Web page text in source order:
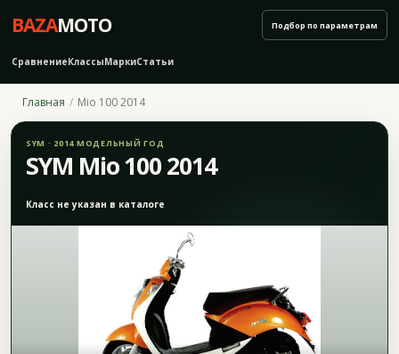
BAZAMOTO
СравнениеКлассыМаркиСтатьи
Подбор по параметрам
Главная Mio 100 2014
SYM · 2014 МОДЕЛЬНЫЙ ГОД
SYM Mio 100 2014
Класс не указан в каталоге